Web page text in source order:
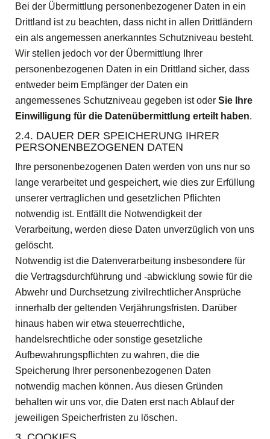
Bei der Übermittlung personenbezogener Daten in ein
Drittland ist zu beachten, dass nicht in allen Drittländern
ein als angemessen anerkanntes Schutzniveau besteht.
Wir stellen jedoch vor der Übermittlung Ihrer
personenbezogenen Daten in ein Drittland sicher, dass
entweder beim Empfänger der Daten ein
angemessenes Schutzniveau gegeben ist oder Sie Ihre
Einwilligung für die Datenübermittlung erteilt haben.
2.4. DAUER DER SPEICHERUNG IHRER
PERSONENBEZOGENEN DATEN
Ihre personenbezogenen Daten werden von uns nur so
lange verarbeitet und gespeichert, wie dies zur Erfüllung
unserer vertraglichen und gesetzlichen Pflichten
notwendig ist. Entfällt die Notwendigkeit der
Verarbeitung, werden diese Daten unverzüglich von uns
gelöscht.
Notwendig ist die Datenverarbeitung insbesondere für
die Vertragsdurchführung und -abwicklung sowie für die
Abwehr und Durchsetzung zivilrechtlicher Ansprüche
innerhalb der geltenden Verjährungsfristen. Darüber
hinaus haben wir etwa steuerrechtliche,
handelsrechtliche oder sonstige gesetzliche
Aufbewahrungspflichten zu wahren, die die
Speicherung Ihrer personenbezogenen Daten
notwendig machen können. Aus diesen Gründen
behalten wir uns vor, die Daten erst nach Ablauf der
jeweiligen Speicherfristen zu löschen.